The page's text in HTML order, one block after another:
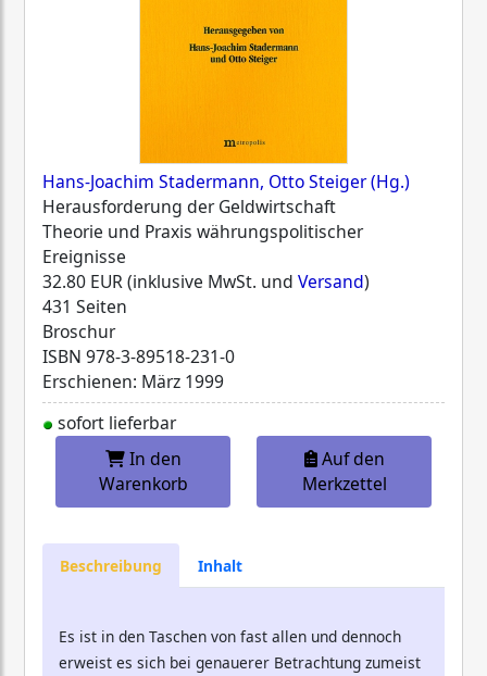
Hans-Joachim Stadermann, Otto Steiger (Hg.)
Herausforderung der Geldwirtschaft
Theorie und Praxis währungspolitischer
Ereignisse
32.80 EUR (inklusive MwSt. und Versand)
431 Seiten
Broschur
ISBN 978-3-89518-231-0
Erschienen: März 1999
sofort lieferbar
In den
Warenkorb
Auf den
Merkzettel
Beschreibung Inhalt
Es ist in den Taschen von fast allen und dennoch
erweist es sich bei genauerer Betrachtung zumeist